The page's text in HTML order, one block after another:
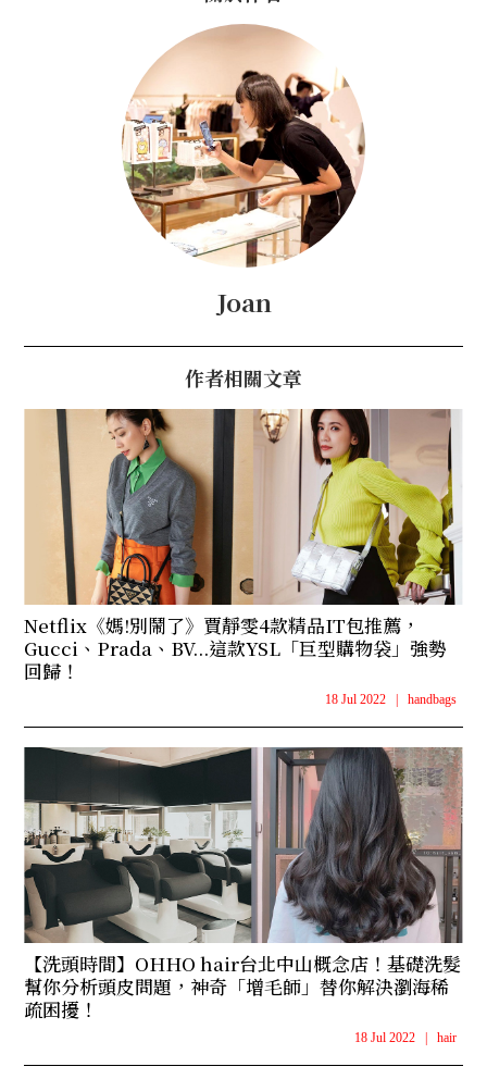
Joan
作者相關文章
Netflix《媽!別鬧了》賈靜雯4款精品IT包推薦，
Gucci、Prada、BV...這款YSL「巨型購物袋」強勢
回歸！
18 Jul 2022 handbags
【洗頭時間】OHHO hair台北中山概念店！基礎洗髮
幫你分析頭皮問題，神奇「增毛師」替你解決瀏海稀
疏困擾！
18 Jul 2022 hair